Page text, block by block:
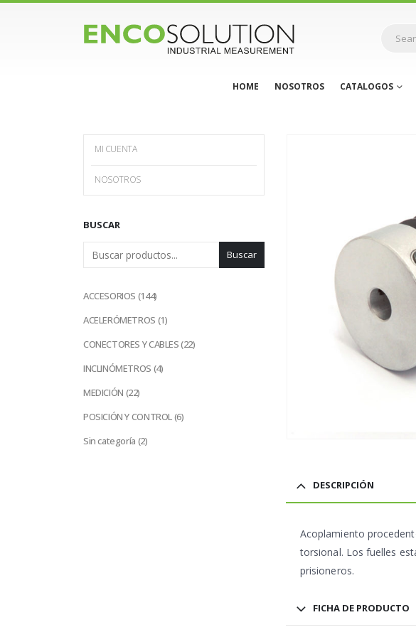
HOME NOSOTROS CATALOGOS
DESCRIPCIÓN
Acoplamiento
torsional. Los fuelles
prisioneros.
FICHA DE PRODUCTO
MI CUENTA
NOSOTROS
BUSCAR
Buscar
ACCESORIOS 144144
ACELERÓMETROS 11
CONECTORES Y CABLES 2222
INCLINÓMETROS 44
MEDICIÓN 2222
POSICIÓN Y CONTROL 66
Sin categoría 22